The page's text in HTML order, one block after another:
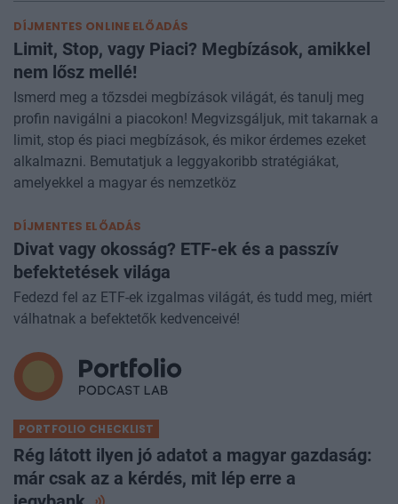
DÍJMENTES ONLINE ELŐADÁS
Limit, Stop, vagy Piaci? Megbízások, amikkel
nem lősz mellé!
Ismerd meg a tőzsdei megbízások világát, és tanulj meg
profin navigálni a piacokon! Megvizsgáljuk, mit takarnak a
limit, stop és piaci megbízások, és mikor érdemes ezeket
alkalmazni. Bemutatjuk a leggyakoribb stratégiákat,
amelyekkel a magyar és nemzetköz
DÍJMENTES ELŐADÁS
Divat vagy okosság? ETF-ek és a passzív
befektetések világa
Fedezd fel az ETF-ek izgalmas világát, és tudd meg, miért
válhatnak a befektetők kedvenceivé!
PORTFOLIO CHECKLIST
Rég látott ilyen jó adatot a magyar gazdaság:
már csak az a kérdés, mit lép erre a